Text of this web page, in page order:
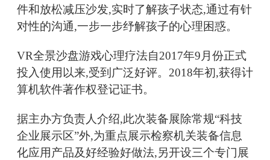
件和放松减压沙发,实时了解孩子状态,通过有针
对性的沟通,一步一步纾解孩子的心理困惑。
VR全景沙盘游戏心理疗法自2017年9月份正式
投入使用以来,受到广泛好评。2018年初,获得计
算机软件著作权登记证书。
据主办方负责人介绍,此次装备展除常规“科技
企业展示区”外,为重点展示检察机关装备信息
化应用产品及好经验好做法,另开设三个专门展